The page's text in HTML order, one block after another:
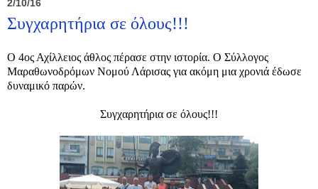
2/10/16
Συγχαρητήρια σε όλους!!!
Ο 4ος Αχίλλειος άθλος πέρασε στην ιστορία. Ο Σύλλογος
Μαραθωνοδρόμων Νομού Λάρισας για ακόμη μια χρονιά έδωσε
δυναμικό παρών.
Συγχαρητήρια σε όλους!!!